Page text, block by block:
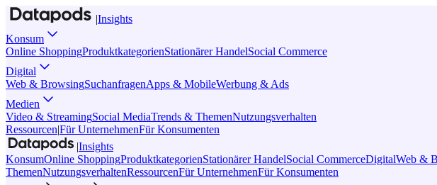
|Insights
Konsum
Online ShoppingProduktkategorienStationärer HandelSocial Commerce
Digital
Web & BrowsingSuchanfragenApps & MobileWerbung & Ads
Medien
Video & StreamingSocial MediaTrends & ThemenNutzungsverhalten
Ressourcen|Für UnternehmenFür Konsumenten
|Insights
KonsumOnline ShoppingProduktkategorienStationärer HandelSocial CommerceDigitalWeb &
ThemenNutzungsverhaltenRessourcenFür UnternehmenFür Konsumenten